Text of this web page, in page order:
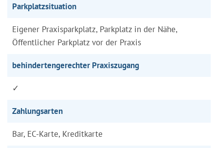
Parkplatzsituation
Eigener Praxisparkplatz, Parkplatz in der Nähe,
Öffentlicher Parkplatz vor der Praxis
behindertengerechter Praxiszugang
✓
Zahlungsarten
Bar, EC-Karte, Kreditkarte